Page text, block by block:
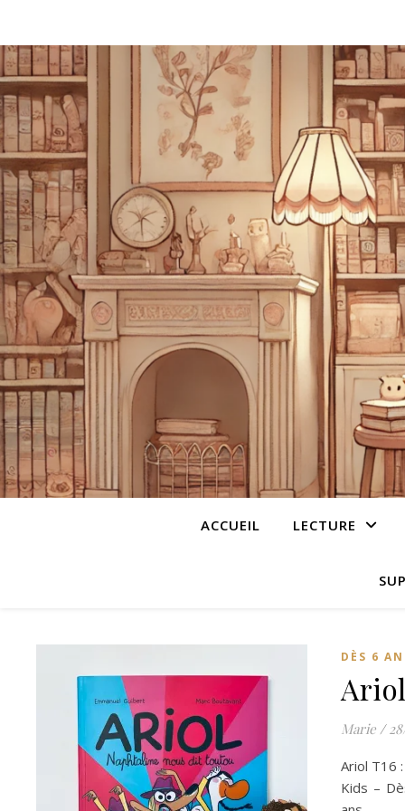
ACCUEIL LECTURE
DÈS 6
Marie /
Ariol T16
Kids –